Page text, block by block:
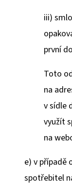
iii)
první
Toto
na
v sídle
využít
na
e) v případě
spotřebitel